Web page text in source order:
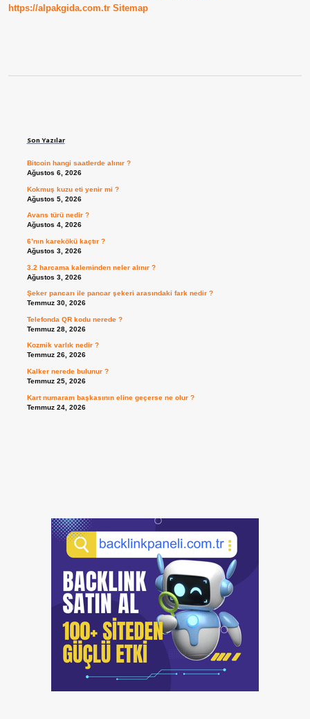
https://alpakgida.com.tr Sitemap
Son Yazılar
Bitcoin hangi saatlerde alınır ?
Ağustos 6, 2026
Kokmuş kuzu eti yenir mi ?
Ağustos 5, 2026
Avans türü nedir ?
Ağustos 4, 2026
6’nın karekökü kaçtır ?
Ağustos 3, 2026
3.2 harcama kaleminden neler alınır ?
Ağustos 3, 2026
Şeker pancarı ile pancar şekeri arasındaki fark nedir ?
Temmuz 30, 2026
Telefonda QR kodu nerede ?
Temmuz 28, 2026
Kozmik varlık nedir ?
Temmuz 26, 2026
Kalker nerede bulunur ?
Temmuz 25, 2026
Kart numaram başkasının eline geçerse ne olur ?
Temmuz 24, 2026